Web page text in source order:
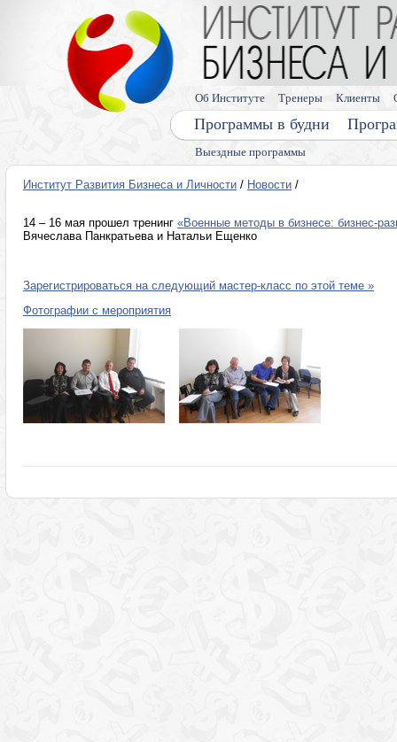
Выездные программы
Программы в будни
Об Институте Тренеры Клиенты
Институт Развития Бизнеса и Личности / Новости /
14 – 16 мая прошел тренинг «Военные методы в бизнесе: бизнес-
Вячеслава Панкратьева и Натальи Ещенко
Зарегистрироваться на следующий мастер-класс по этой теме »
Фотографии с мероприятия